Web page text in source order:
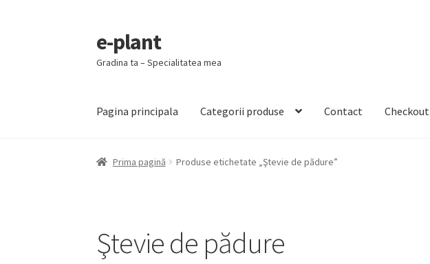
Sari
la
navigare
Sari
la
conținut
e-plant
Gradina ta – Specialitatea mea
Pagina principala Categorii produse Contact Checkout
Prima pagină Produse etichetate „Ştevie de pădure”
Ştevie de pădure